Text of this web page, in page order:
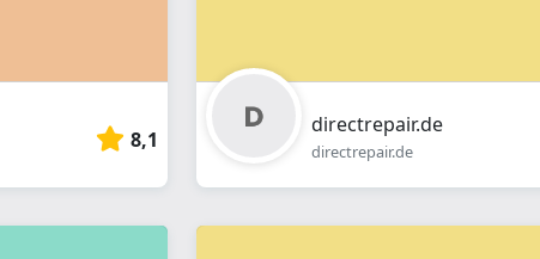
8,1
directrepair.de
directrepair.de